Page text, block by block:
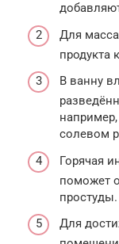
Для
продукта
В ванну
солевом
Горячая
поможет
простуды.
Для